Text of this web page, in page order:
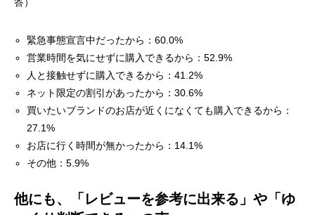
緊急事態宣言中だったから：60.0%
営業時間を気にせずに購入できるから：52.9%
人と接触せずに購入できるから：41.2%
ネット限定の割引があったから：30.6%
買いたいブランドのお店が近くになくても購入できるから：
27.1%
お店に行く時間が無かったから：14.1%
その他：5.9%
他にも、「レビューを参考に出来る」や「ゆ